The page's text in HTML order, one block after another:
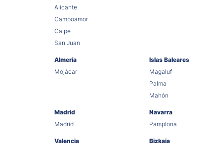
Alicante
Campoamor
Calpe
San Juan
Almería
Mojácar
Islas Baleares
Magaluf
Palma
Mahón
Madrid
Madrid
Navarra
Pamplona
Valencia
Bizkaia